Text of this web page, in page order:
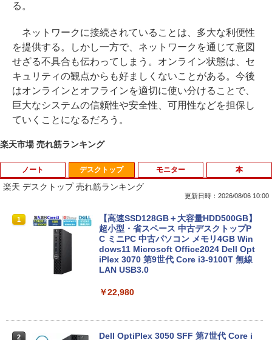
る。
ネットワークに接続されていることは、多大な利便性
を提供する。しかし一方で、ネットワークを通じて意図
せざる不具合も伝わってしまう。オンライン状態は、セ
キュリティの観点からも好ましくないことがある。今後
はオンラインとオフラインを適切に使い分けることで、
巨大なシステムの信頼性や安全性、可用性などを担保し
ていくことになるだろう。
楽天市場 売れ筋ランキング
ノート
1
【8/05.8/10限定！お買い物マラソン×5の
つく日｜ポイント最大49.5倍】【中古・
本体のみ・コードあり・充電器付き】Le
novo 300e Chromebook 2nd Gen 81M
B0034JP Bランク【日曜日以外即日発
送】【送料無料】
￥5,380
2
MS限定クーポンあり! 高性能 第10世代 C
デスクトップ
楽天 デスクトップ 売れ筋ランキング
更新日時：2026/08/06 10:00
1
【高速SSD128GB＋大容量HDD500GB】
超小型・省スペース 中古デスクトップP
C ミニPC 中古パソコン メモリ4GB Win
dows11 Microsoft Office2024 Dell Opt
iPlex 3070 第9世代 Core i3-9100T 無線
LAN USB3.0
￥22,980
2
Dell OptiPlex 3050 SFF 第7世代 Core i
モニター 本